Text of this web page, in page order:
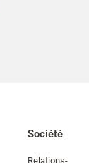
Société
Relations-